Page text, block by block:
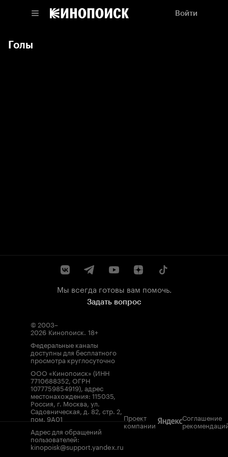
Войти
Голы
Мы всегда готовы вам помочь.
Задать вопрос
© 2003–
2026 Кинопоиск. 18+
Федеральные каналы
доступны для бесплатного
просмотра круглосуточно
ООО «Кинопоиск» (ИНН
7710688352, ОГРН
1077759854919), адрес
местонахождения: 115035,
Россия, г. Москва, ул.
Садовническая, д. 82, стр. 2,
пом. 9А01
Адрес для обращений
пользователей:
kinopoisk@support.yandex.ru
Проект
компании
Соглашение